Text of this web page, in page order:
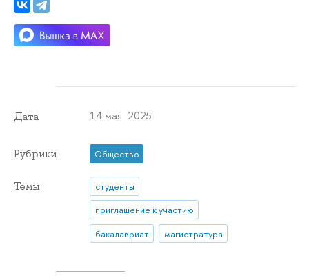
Дата 14 мая 2025
Рубрики Общество
Темы
студенты
приглашение к участию
бакалавриат
магистратура